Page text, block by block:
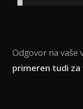
Odgovor na vaše
primeren tudi